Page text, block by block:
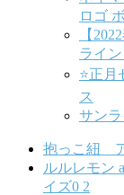
ロゴ
【
ライ
⭐️正月
ス
サン
抱っこ紐
ルルレモン
イズ0 2